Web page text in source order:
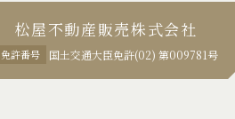
松屋不動産販売株式会社
免許番号 国土交通大臣免許(02) 第009781号